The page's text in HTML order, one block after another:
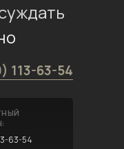
113-63-54
63-54